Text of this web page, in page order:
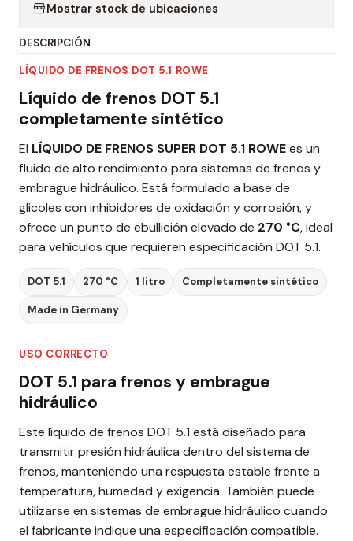
Mostrar stock de ubicaciones
DESCRIPCIÓN
LÍQUIDO DE FRENOS DOT 5.1 ROWE
Líquido de frenos DOT 5.1
completamente sintético
El LÍQUIDO DE FRENOS SUPER DOT 5.1 ROWEes un
fluido de alto rendimiento para sistemas de frenos y
embrague hidráulico. Está formulado a base de
glicoles con inhibidores de oxidación y corrosión, y
ofrece un punto de ebullición elevado de 270 °C, ideal
para vehículos que requieren especificación DOT 5.1.
DOT 5.1 270 °C 1 litro Completamente sintético
Made in Germany
USO CORRECTO
DOT 5.1 para frenos y embrague
hidráulico
Este líquido de frenos DOT 5.1 está diseñado para
transmitir presión hidráulica dentro del sistema de
frenos, manteniendo una respuesta estable frente a
temperatura, humedad y exigencia. También puede
utilizarse en sistemas de embrague hidráulico cuando
el fabricante indique una especificación compatible.